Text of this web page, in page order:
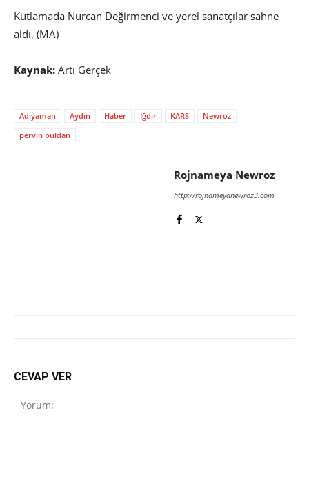
Kutlamada Nurcan Değirmenci ve yerel sanatçılar sahne
aldı. (MA)
Kaynak: Artı Gerçek
Adıyaman Aydın Haber Iğdır KARS
Newroz
pervin buldan
Rojnameya Newroz
http://rojnameyanewroz3.com
CEVAP VER